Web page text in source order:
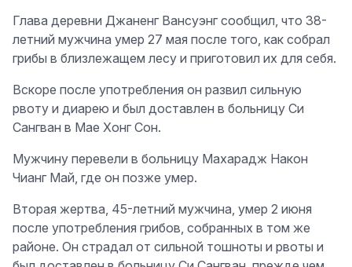
Глава деревни Джаненг Вансуэнг сообщил, что 38-
летний мужчина умер 27 мая после того, как собрал
грибы в близлежащем лесу и приготовил их для себя.
Вскоре после употребления он развил сильную
рвоту и диарею и был доставлен в больницу Си
Сангван в Мае Хонг Сон.
Мужчину перевели в больницу Махарадж Након
Чианг Май, где он позже умер.
Вторая жертва, 45-летний мужчина, умер 2 июня
после употребления грибов, собранных в том же
районе. Он страдал от сильной тошноты и рвоты и